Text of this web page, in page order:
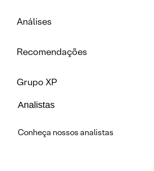
Análises
Recomendações
Grupo XP
Analistas
Conheça nossos analistas